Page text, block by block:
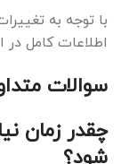
با توجه به
اطلاعات کامل
سوالات
چقدر زمان
شود؟